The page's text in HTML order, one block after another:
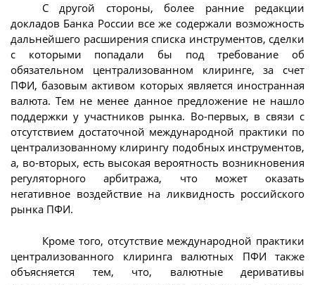
С другой стороны, более ранние редакции
докладов Банка России все же содержали возможность
дальнейшего расширения списка инструментов, сделки
с которыми попадали бы под требование об
обязательном централизованном клиринге, за счет
ПФИ, базовым активом которых является иностранная
валюта. Тем не менее данное предложение не нашло
поддержки у участников рынка. Во-первых, в связи с
отсутствием достаточной международной практики по
централизованному клирингу подобных инструментов,
а, во-вторых, есть высокая вероятность возникновения
регуляторного арбитража, что может оказать
негативное воздействие на ликвидность российского
рынка ПФИ.
Кроме того, отсутствие международной практики
централизованного клиринга валютных ПФИ также
объясняется тем, что, валютные деривативы